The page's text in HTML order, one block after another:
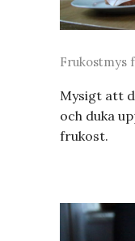
Frukostmys
Mysigt att
och duka
frukost.